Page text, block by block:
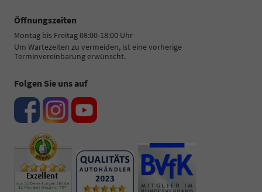
Öffnungszeiten
Montag bis Freitag 08:00-18:00 Uhr
Um Wartezeiten zu vermeiden, ist eine vorherige
Terminvereinbarung erwünscht.
Folgen Sie uns auf